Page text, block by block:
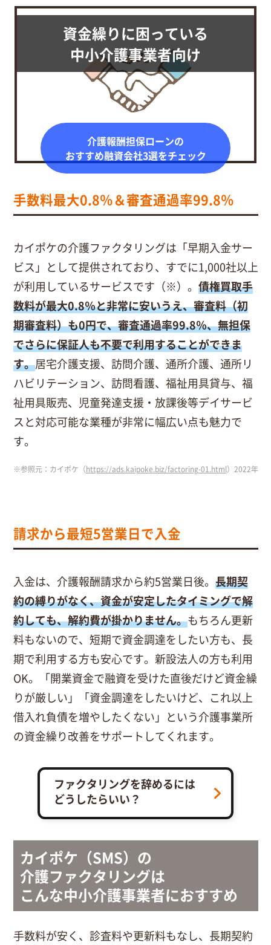
資金繰りに困っている
中小介護事業者向け
介護報酬担保ローンの
おすすめ融資会社3選をチェック
手数料最大0.8％＆審査通過率99.8％
カイポケの介護ファクタリングは「早期入金サー
ビス」として提供されており、すでに1,000社以上
が利用しているサービスです（※）。 債権買取手
数料が最大0.8％と非常に安いうえ、審査料（初
期審査料）も0円で、審査通過率99.8％、無担保
でさらに保証人も不要で利用することができま
す。居宅介護支援、訪問介護、通所介護、通所リ
ハビリテーション、訪問看護、福祉用具貸与、福
祉用具販売、児童発達支援・放課後等デイサービ
スと対応可能な業種が非常に幅広い点も魅力で
す。
※参照元：カイポケ（https://ads.kaipoke.biz/factoring-01.html）2022年4
請求から最短5営業日で入金
入金は、介護報酬請求から約5営業日後。 長期契
約の縛りがなく、資金が安定したタイミングで解
約しても、解約費が掛かりません。もちろん更新
料もないので、短期で資金調達をしたい方も、長
期で利用する方も安心です。新設法人の方も利用
OK。「開業資金で融資を受けた直後だけど資金繰
りが厳しい」「資金調達をしたいけど、これ以上
借入れ負債を増やしたくない」という介護事業所
の資金繰り改善をサポートしてくれます。
ファクタリングを辞めるには
どうしたらいい？
カイポケ（SMS）の
介護ファクタリングは
こんな中小介護事業者におすすめ
手数料が安く、診査料や更新料もなし、長期契約